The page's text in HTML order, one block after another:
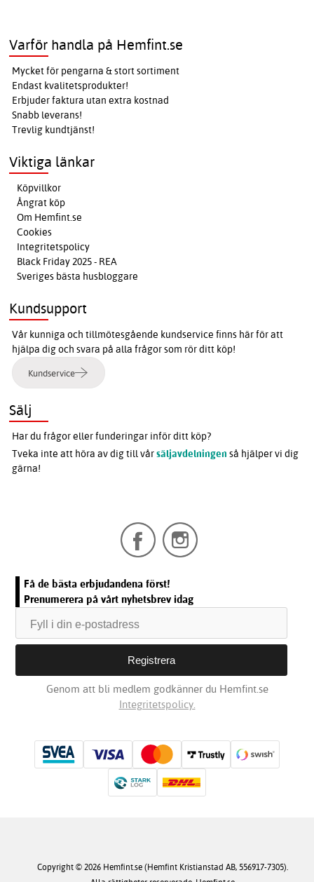
Varför handla på Hemfint.se
Mycket för pengarna & stort sortiment
Endast kvalitetsprodukter!
Erbjuder faktura utan extra kostnad
Snabb leverans!
Trevlig kundtjänst!
Viktiga länkar
Köpvillkor
Ångrat köp
Om Hemfint.se
Cookies
Integritetspolicy
Black Friday 2025 - REA
Sveriges bästa husbloggare
Kundsupport
Vår kunniga och tillmötesgående kundservice finns här för att
hjälpa dig och svara på alla frågor som rör ditt köp!
Kundservice
Sälj
Har du frågor eller funderingar inför ditt köp?
Tveka inte att höra av dig till vårsäljavdelningen så hjälper vi dig
gärna!
Få de bästa erbjudandena först!
Prenumerera på vårt nyhetsbrev idag
Genom att bli medlem godkänner du Hemfint.se
Integritetspolicy.
Copyright © 2026 Hemfint.se (Hemfint Kristianstad AB, 556917-7305).